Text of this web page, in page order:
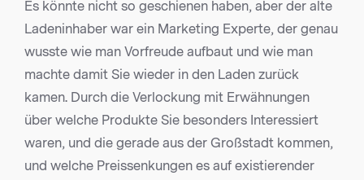
Es könnte nicht so geschienen haben, aber der alte
Ladeninhaber war ein Marketing Experte, der genau
wusste wie man Vorfreude aufbaut und wie man
machte damit Sie wieder in den Laden zurück
kamen. Durch die Verlockung mit Erwähnungen
über welche Produkte Sie besonders Interessiert
waren, und die gerade aus der Großstadt kommen,
und welche Preissenkungen es auf existierender